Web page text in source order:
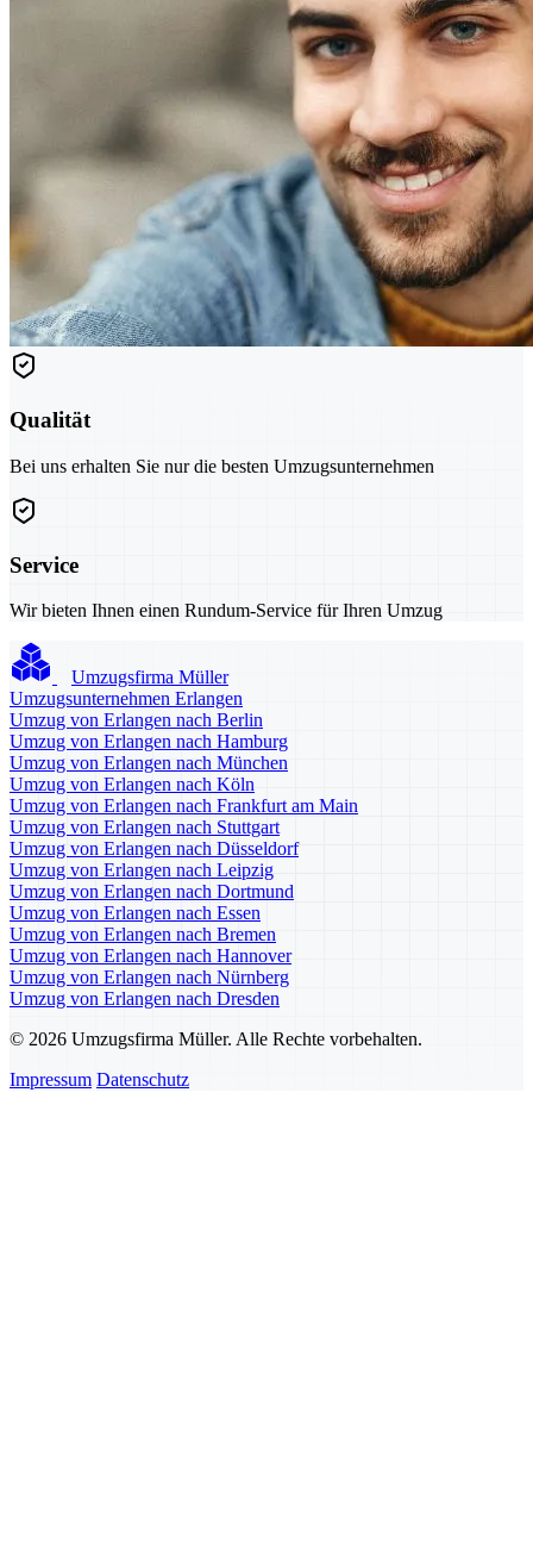
Qualität
Bei uns erhalten Sie nur die besten Umzugsunternehmen
Service
Wir bieten Ihnen einen Rundum-Service für Ihren Umzug
Umzugsfirma Müller
Umzugsunternehmen Erlangen
Umzug von Erlangen nach Berlin
Umzug von Erlangen nach Hamburg
Umzug von Erlangen nach München
Umzug von Erlangen nach Köln
Umzug von Erlangen nach Frankfurt am Main
Umzug von Erlangen nach Stuttgart
Umzug von Erlangen nach Düsseldorf
Umzug von Erlangen nach Leipzig
Umzug von Erlangen nach Dortmund
Umzug von Erlangen nach Essen
Umzug von Erlangen nach Bremen
Umzug von Erlangen nach Hannover
Umzug von Erlangen nach Nürnberg
Umzug von Erlangen nach Dresden
© 2026 Umzugsfirma Müller. Alle Rechte vorbehalten.
Impressum Datenschutz